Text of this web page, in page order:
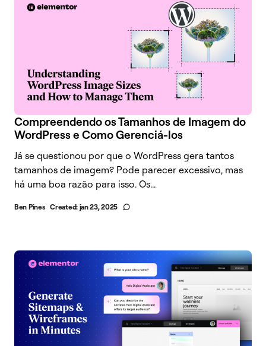
Compreendendo os Tamanhos de Imagem do
WordPress e Como Gerenciá-los
Já se questionou por que o WordPress gera tantos
tamanhos de imagem? Pode parecer excessivo, mas
há uma boa razão para isso. Os...
Ben Pines Created: jan 23, 2025